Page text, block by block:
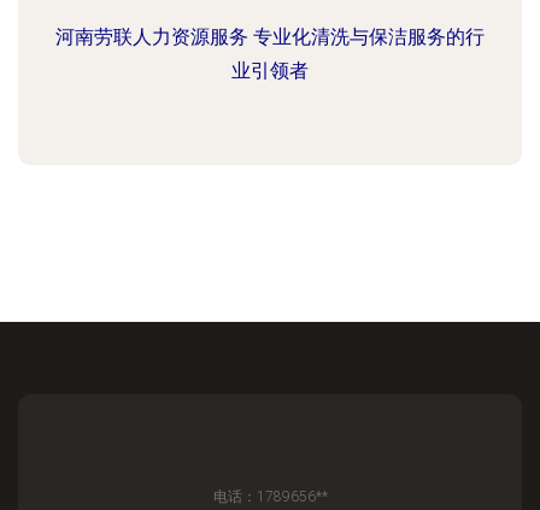
河南劳联人力资源服务 专业化清洗与保洁服务的行
业引领者
电话：1789656**